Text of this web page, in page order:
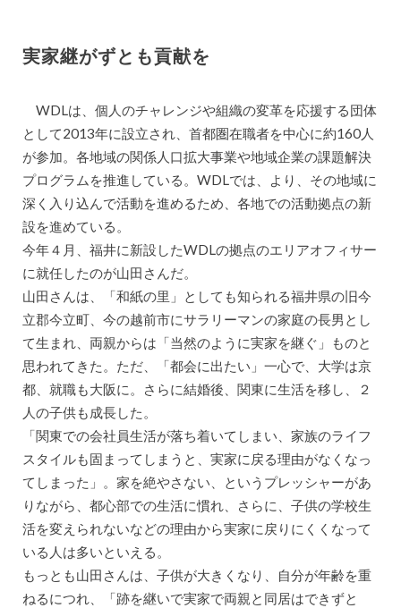
実家継がずとも貢献を
WDLは、個人のチャレンジや組織の変革を応援する団体
として2013年に設立され、首都圏在職者を中心に約160人
が参加。各地域の関係人口拡大事業や地域企業の課題解決
プログラムを推進している。WDLでは、より、その地域に
深く入り込んで活動を進めるため、各地での活動拠点の新
設を進めている。
今年４月、福井に新設したWDLの拠点のエリアオフィサー
に就任したのが山田さんだ。
山田さんは、「和紙の里」としても知られる福井県の旧今
立郡今立町、今の越前市にサラリーマンの家庭の長男とし
て生まれ、両親からは「当然のように実家を継ぐ」ものと
思われてきた。ただ、「都会に出たい」一心で、大学は京
都、就職も大阪に。さらに結婚後、関東に生活を移し、２
人の子供も成長した。
「関東での会社員生活が落ち着いてしまい、家族のライフ
スタイルも固まってしまうと、実家に戻る理由がなくなっ
てしまった」。家を絶やさない、というプレッシャーがあ
りながら、都心部での生活に慣れ、さらに、子供の学校生
活を変えられないなどの理由から実家に戻りにくくなって
いる人は多いといえる。
もっとも山田さんは、子供が大きくなり、自分が年齢を重
ねるにつれ、「跡を継いで実家で両親と同居はできずと